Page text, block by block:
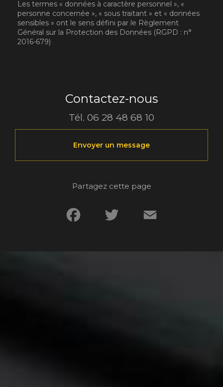
Les termes « données à caractère personnel », «
personne concernée », « sous traitant » et « données
sensibles » ont le sens défini par le Règlement
Général sur la Protection des Données (RGPD : n°
2016-679)
Contactez-nous
Tél. 06 28 48 68 10
Envoyer un message
Partagez cette page